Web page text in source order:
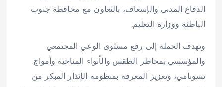
الدفاع المدني والإسعاف، بالتعاون مع محافظة جنوب
الباطنة ووزارة التعليم.
وتهدف الحملة إلى رفع مستوى الوعي المجتمعي
والمؤسسي بمخاطر الطقس والأنواء المناخية وأمواج
تسونامي، وتعزيز المعرفة بمنظومة الإنذار المبكر من